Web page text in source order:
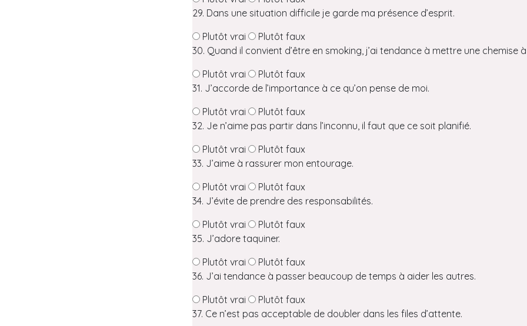
29. Dans une situation difficile je garde ma présence d’esprit.
Plutôt vrai
Plutôt faux
30. Quand il convient d’être en smoking, j’ai tendance à mettre une chemise
Plutôt vrai
Plutôt faux
31. J’accorde de l’importance à ce qu’on pense de moi.
Plutôt vrai
Plutôt faux
32. Je n’aime pas partir dans l’inconnu, il faut que ce soit planifié.
Plutôt vrai
Plutôt faux
33. J’aime à rassurer mon entourage.
Plutôt vrai
Plutôt faux
34. J’évite de prendre des responsabilités.
Plutôt vrai
Plutôt faux
35. J’adore taquiner.
Plutôt vrai
Plutôt faux
36. J’ai tendance à passer beaucoup de temps à aider les autres.
Plutôt vrai
Plutôt faux
37. Ce n’est pas acceptable de doubler dans les files d’attente.